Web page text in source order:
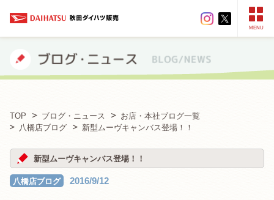
MENU
TOP ブログ・ニュース
お店・本社ブログ一覧
八橋店ブログ
新型ムーヴキャンバス登場！！
新型ムーヴキャンバス登場！！
八橋店ブログ 2016/9/12